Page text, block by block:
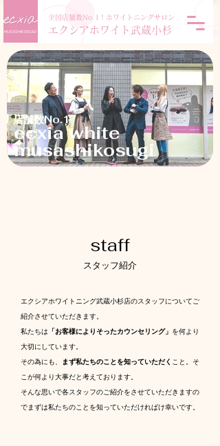
MUSASHIKOSUGI
全国店舗数No.1！ホワイトニングサロン
エクシアホワイト武蔵小杉
ecxia white
musashikosugi
店舗数No.1
​staff
​スタッフ紹介
エクシアホワイトニング武蔵小杉店のスタッフについてご
紹介させていただきます。
​私たちは 「お客様によりそったカウンセリング」 を何より
大切にしています。
その為にも、
まず私たちのことを知っていただく こと。そ
こが何より大事だと考えております。
そんな思いで各スタッフのご紹介をさせていただきますの
でまずは私たちのことを知っていただければけ幸いです。